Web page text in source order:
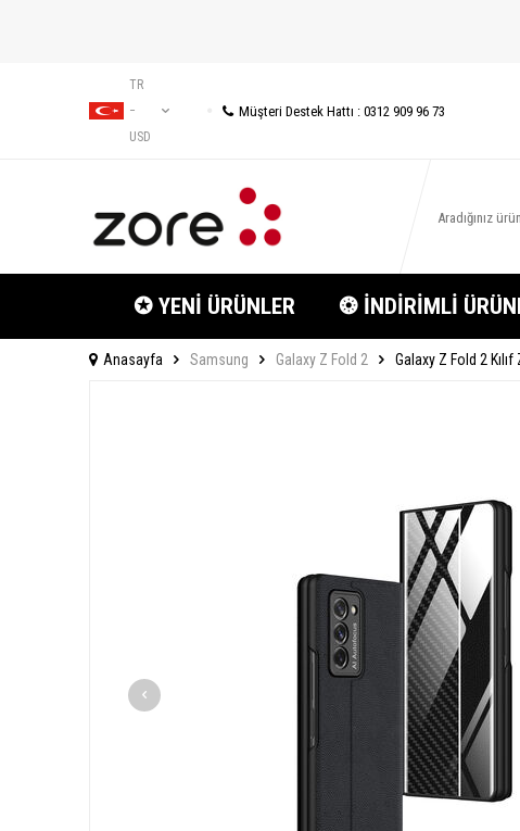
TR
−
USD
Müşteri Destek Hattı : 0312 909 96 73
✪ YENİ ÜRÜNLER ❂ İNDİRİMLİ
Anasayfa Samsung Galaxy Z Fold 2 Galaxy Z Fold 2 Kılıf